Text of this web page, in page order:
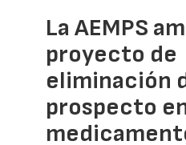
La AEMPS
proyecto de
eliminación
prospecto